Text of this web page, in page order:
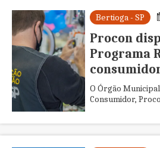
Bertioga - SP
Procon
Programa
O Órgão
Consumidor,